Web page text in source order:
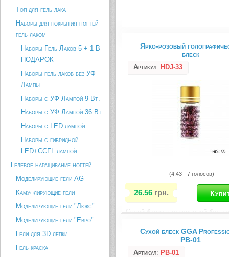
Топ для гель-лака
Наборы для покрытия ногтей
гель-лаком
Наборы Гель-Лаков 5 + 1 В
ПОДАРОК
Наборы гель-лаков без УФ
Лампы
Наборы с УФ Лампой 9 Вт.
Наборы с УФ Лампой 36 Вт.
Наборы с LED лампой
Наборы с гибридной
LED+CCFL лампой
Гелевое наращивание ногтей
Моделирующие гели AG
Камуфлирующие гели
Моделирующие гели "Люкс"
Моделирующие гели "Евро"
Гели для 3D лепки
Гель-краска
Ярко-розовый
блеск
Артикул: HDJ-33
(4.43 - 7 голосов)
26.56 грн.
Сухой блеск в стеклянной
Сухой блеск GGA
PB-01
Артикул: PB-01